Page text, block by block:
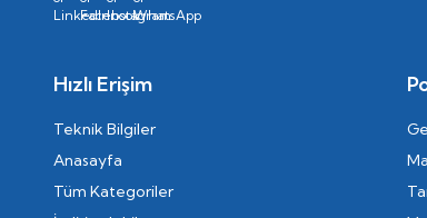
Hızlı Erişim
Teknik Bilgiler
Anasayfa
Tüm Kategoriler